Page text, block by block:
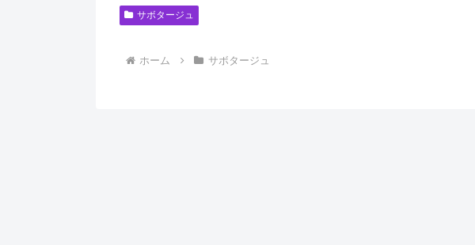
サボタージュ
ホーム サボタージュ